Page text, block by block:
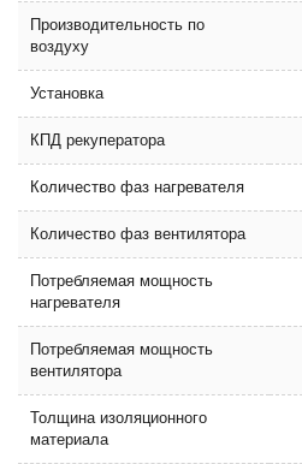
Производительность по
воздуху
Установка
КПД рекуператора
Количество фаз нагревателя
Количество фаз вентилятора
Потребляемая мощность
нагревателя
Потребляемая мощность
вентилятора
Толщина изоляционного
материала